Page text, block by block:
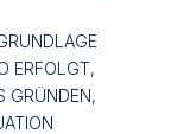
ERFOLGT,
GRÜNDEN,